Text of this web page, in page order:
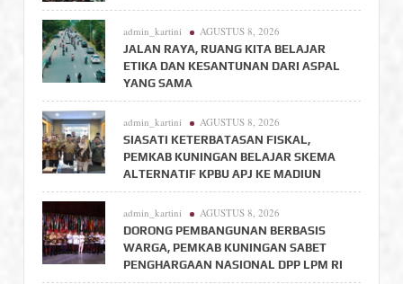
admin_kartini
AGUSTUS 8, 2026
JALAN RAYA, RUANG KITA BELAJAR
ETIKA DAN KESANTUNAN DARI ASPAL
YANG SAMA
admin_kartini
AGUSTUS 8, 2026
SIASATI KETERBATASAN FISKAL,
PEMKAB KUNINGAN BELAJAR SKEMA
ALTERNATIF KPBU APJ KE MADIUN
admin_kartini
AGUSTUS 8, 2026
DORONG PEMBANGUNAN BERBASIS
WARGA, PEMKAB KUNINGAN SABET
PENGHARGAAN NASIONAL DPP LPM RI